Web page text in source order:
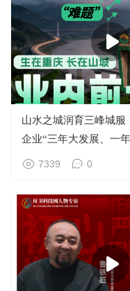
山水之城润育三峰城服
企业“三年大发展、一
征程。
7339 0